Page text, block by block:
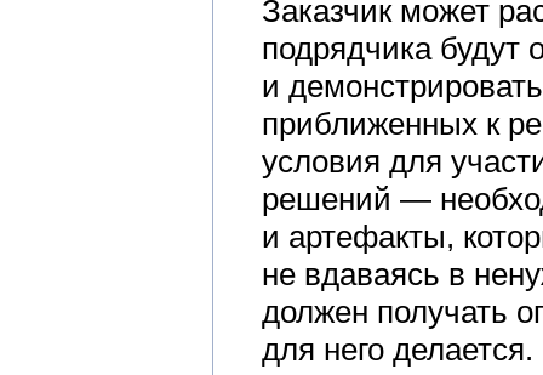
Заказчик может
подрядчика будут
и
приближенных к
условия для
решений —
и артефакты,
не вдаваясь в
должен получать
для него делается.